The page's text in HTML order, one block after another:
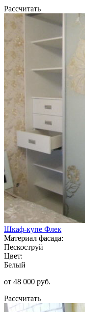
Рассчитать
Шкаф-купе Флек
Материал фасада:
Пескоструй
Цвет:
Белый
от 48 000 руб.
Рассчитать